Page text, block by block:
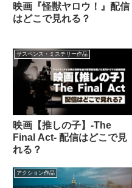
映画『怪獣ヤロウ！』配信
はどこで見れる？
サスペンス・ミステリー作品
映画【推しの子】-The
Final Act- 配信はどこで見
れる？
アクション作品